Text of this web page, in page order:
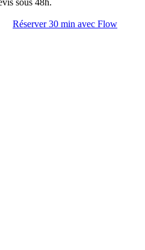
sous 48h.
Réserver 30 min avec Flow